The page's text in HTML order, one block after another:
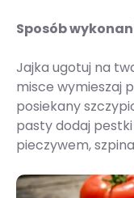
Sposób
Jajka ugotuj na
misce wymieszaj
posiekany
pasty dodaj
pieczywem,